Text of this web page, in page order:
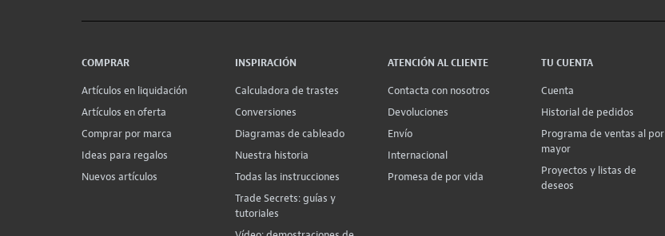
COMPRAR
Artículos en liquidación
Artículos en oferta
Comprar por marca
Ideas para regalos
Nuevos artículos
INSPIRACIÓN
Calculadora de trastes
Conversiones
Diagramas de cableado
Nuestra historia
Todas las instrucciones
Trade Secrets: guías y
tutoriales
ATENCIÓN AL CLIENTE
Contacta con nosotros
Devoluciones
Envío
Internacional
Promesa de por vida
TU CUENTA
Cuenta
Historial de pedidos
Programa de ventas al por
mayor
Proyectos y listas de
deseos